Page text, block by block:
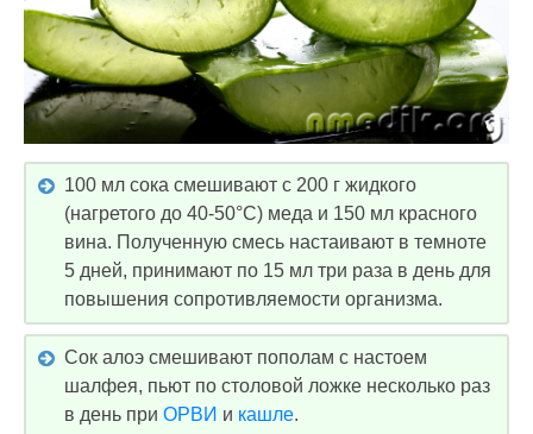
100 мл сока смешивают с 200 г жидкого
(нагретого до 40-50°C) меда и 150 мл красного
вина. Полученную смесь настаивают в темноте
5 дней, принимают по 15 мл три раза в день для
повышения сопротивляемости организма.
Сок алоэ смешивают пополам с настоем
шалфея, пьют по столовой ложке несколько раз
в день при ОРВИ и кашле.